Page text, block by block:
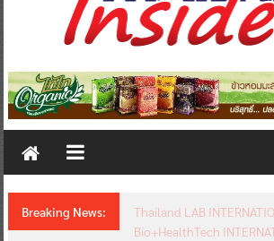
thailandinsidenew.com
Thailand
New
Breaking News:
Thailand LAB
Bio+HealthTech